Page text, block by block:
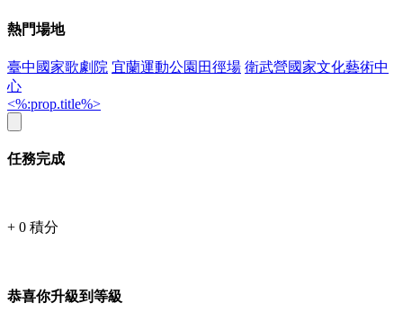
熱門場地
臺中國家歌劇院 宜蘭運動公園田徑場 衛武營國家文化藝術中
心
<%:prop.title%>
任務完成
+ 0 積分
恭喜你升級到等級